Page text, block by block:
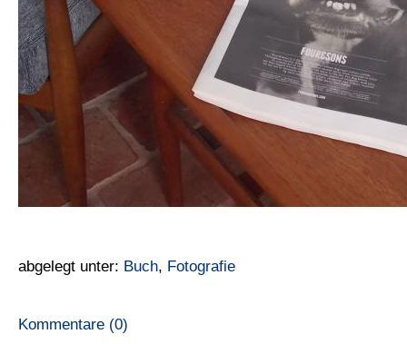
abgelegt unter: Buch, Fotografie
Kommentare (0)